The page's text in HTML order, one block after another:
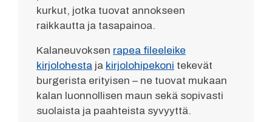
kurkut, jotka tuovat annokseen
raikkautta ja tasapainoa.
Kalaneuvoksen rapea fileeleike
kirjolohesta ja kirjolohipekoni tekevät
burgerista erityisen – ne tuovat mukaan
kalan luonnollisen maun sekä sopivasti
suolaista ja paahteista syvyyttä.